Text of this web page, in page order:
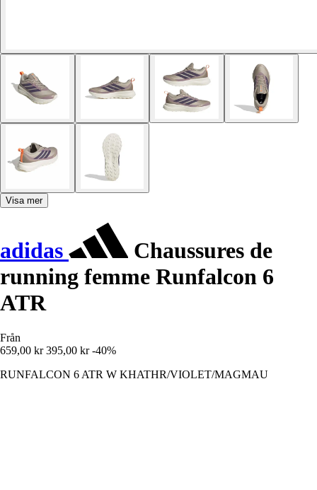
Visa mer
adidas
Chaussures de
running femme Runfalcon 6
ATR
Från
659,00 kr 395,00 kr -40%
RUNFALCON 6 ATR W KHATHR/VIOLET/MAGMAU